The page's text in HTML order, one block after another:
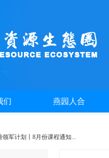
们 燕园人合
领军计划丨8月份课程通知...